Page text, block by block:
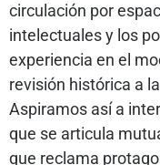
circulación por
intelectuales y los
experiencia en el
revisión histórica a
Aspiramos así a
que se articula
que reclama